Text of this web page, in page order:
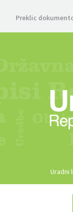
Preklic
Uradni